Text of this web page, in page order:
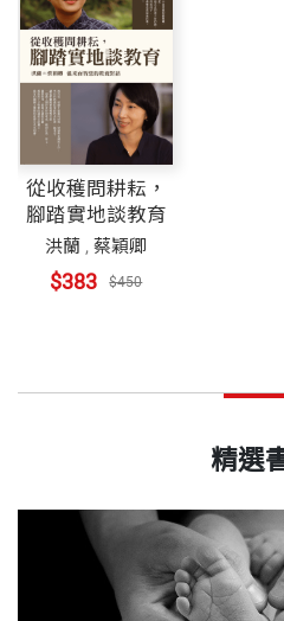
從收穫問耕耘，
腳踏實地談教育
洪蘭 ,蔡穎卿
$383 $450
精選